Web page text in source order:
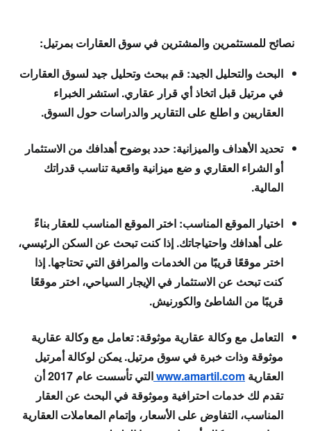
نصائح للمستثمرين والمشترين في سوق العقارات بمرتيل:
البحث والتحليل الجيد: قم ببحث وتحليل جيد لسوق العقارات
في مرتيل قبل اتخاذ أي قرار عقاري. استشر الخبراء
العقاريين و اطلع على التقارير والدراسات حول السوق.
تحديد الأهداف والميزانية: حدد بوضوح أهدافك من الاستثمار
أو الشراء العقاري و ضع ميزانية واقعية تناسب قدراتك
المالية.
اختيار الموقع المناسب: اختر الموقع المناسب للعقار بناءً
على أهدافك واحتياجاتك. إذا كنت تبحث عن السكن الرئيسي،
اختر موقعًا قريبًا من الخدمات والمرافق التي تحتاجها. إذا
كنت تبحث عن الاستثمار في الإيجار السياحي، اختر موقعًا
قريبًا من الشاطئ والكورنيش.
التعامل مع وكالة عقارية موثوقة: تعامل مع وكالة عقارية
موثوقة وذات خبرة في سوق مرتيل. يمكن لوكالة أمرتيل
العقارية www.amartil.com
التي تأسست عام 2017 أن
تقدم لك خدمات احترافية وموثوقة في البحث عن العقار
المناسب، التفاوض على الأسعار، وإتمام المعاملات العقارية